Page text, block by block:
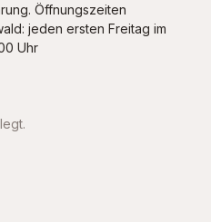
Öffnungszeiten
jeden ersten Freitag im
Uhr